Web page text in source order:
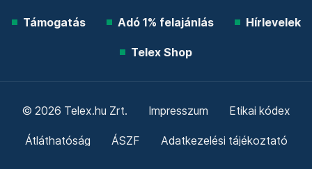
Támogatás Adó 1% felajánlás Hírlevelek
Telex Shop
© 2026 Telex.hu Zrt. Impresszum Etikai kódex
Átláthatóság ÁSZF Adatkezelési tájékoztató